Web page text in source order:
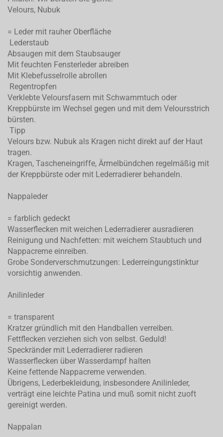
Velours, Nubuk
= Leder mit rauher Oberfläche
Lederstaub
Absaugen mit dem Staubsauger
Mit feuchten Fensterleder abreiben
Mit Klebefusselrolle abrollen
Regentropfen
Verklebte Veloursfasern mit Schwammtuch oder
Kreppbürste im Wechsel gegen und mit dem Veloursstrich
bürsten.
Tipp
Velours bzw. Nubuk als Kragen nicht direkt auf der Haut
tragen.
Kragen, Tascheneingriffe, Ärmelbündchen regelmäßig mit
der Kreppbürste oder mit Lederradierer behandeln.
Nappaleder
= farblich gedeckt
Wasserflecken mit weichen Lederradierer ausradieren
Reinigung und Nachfetten: mit weichem Staubtuch und
Nappacreme einreiben.
Grobe Sonderverschmutzungen: Lederreingungstinktur
vorsichtig anwenden.
Anilinleder
= transparent
Kratzer gründlich mit den Handballen verreiben.
Fettflecken verziehen sich von selbst. Geduld!
Speckränder mit Lederradierer radieren
Wasserflecken über Wasserdampf halten
Keine fettende Nappacreme verwenden.
Übrigens, Lederbekleidung, insbesondere Anilinleder,
verträgt eine leichte Patina und muß somit nicht zuoft
gereinigt werden.
Nappalan